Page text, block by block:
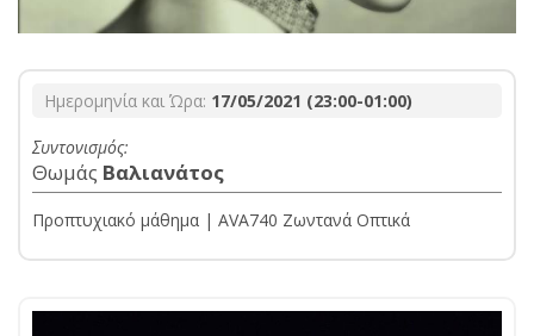
Ημερομηνία και Ώρα: 17/05/2021 (23:00-01:00)
Συντονισμός:
Θωμάς Βαλιανάτος
Προπτυχιακό μάθημα | AVA740 Ζωντανά Οπτικά